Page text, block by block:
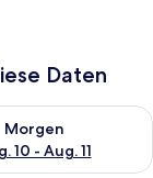
Daten
Aug. 9 - Aug.
Morgen
10 - Aug. 11
Verfügbarkeit